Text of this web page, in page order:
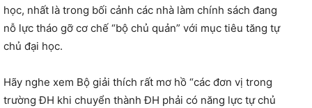
học, nhất là trong bối cảnh các nhà làm chính sách đang
nỗ lực tháo gỡ cơ chế “bộ chủ quản” với mục tiêu tăng tự
chủ đại học.
Hãy nghe xem Bộ giải thích rất mơ hồ “các đơn vị trong
trường ĐH khi chuyển thành ĐH phải có năng lực tự chủ